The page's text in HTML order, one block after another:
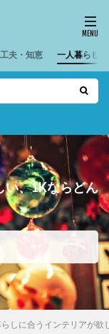
夫・知恵 一人暮らし
い、1Kならどん
しに合うインテリアが欲